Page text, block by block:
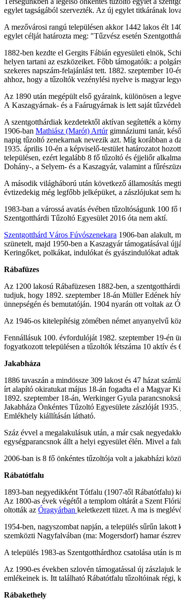
egylet tagságából szervezték. Az új egylet titkárának
A mezővárosi rangú településen akkor 1442 lakos élt
egylet célját határozta meg: "Tűzvész esetén
1882-ben kezdte el Gergits Fábián egyesületi elnök,
helyen tartani az eszközeiket. Főbb támogatóik: a
szekeres napszám-felajánlást tett. 1882. szeptember
ahhoz, hogy a tűzoltók vezénylési nyelve is magyar
Az 1890 után megépült első gyáraink, különösen a
A Kaszagyárnak- és a Faárugyárnak is lett saját
A szentgotthárdiak kezdetektől aktívan segítették a
1906-ban Mathiász (Marót) Artúrgimnáziumi tanár,
napig tűzoltó zenekarnak nevezik azt. Míg korábban a
1935. április 10-én a képviselő-testület határozatot
településen, ezért legalább 8 fő tűzoltó és éjjeliőr
Dohány-, a Selyem- és a Kaszagyár, valamint a
A második világháború után következő államosítás
évtizedekig még legfőbb jelképüket, a zászlójukat sem
1983-ban a várossá avatás évében tűzoltóságunk 100
Szentgotthárdi Tűzoltó Egyesület 2016 óta nem aktí.
Szentgotthárd Város Fúvószenekara 1906-ban alakult,
szünetelt, majd 1950-ben a Kaszagyár támogatásával
Keringőket, polkákat, indulókat és gyászindulókat adtak
Rábafüzes
Az 1200 lakosú Rábafüzesen 1882-ben, a
tudjuk, hogy 1892. szeptember 18-án Müller Edének
ünnepségén és bemutatóján. 1904 nyarán ott voltak az
Az 1946-os kitelepítésig zömében német anyanyelvű
Fennállásuk 100. évfordulóját 1982. szeptember 19-én
fogyatkozott településen a tűzoltók létszáma 10 aktív
Jakabháza
1886 tavaszán a mindössze 309 lakost és 47 házat
írt alapító okiratukat május 18-án fogadta el a Magyar
1892. szeptember 18-án, Werkinger Gyula
Jakabháza Önkéntes Tűzoltó Egyesülete zászlóját
Emlékhely kiállításán látható.
Száz évvel a megalakulásuk után, a már csak
egységparancsnok állt a helyi egyesület élén. Mivel a
2006-ban is 8 fő önkéntes tűzoltója volt a jakabházi
Rábatótfalu
1893-ban negyedikként Tótfalu (1907-től Rábatótfalu)
Az 1800-as évek végétől a templom oltárát a Szent
oltották az Óragyárban keletkezett tüzet. A ma is
1954-ben, nagyszombat napján, a település sűrűn
szemközti Nagyfalvában (ma: Mogersdorf) hamar
A település 1983-as Szentgotthárdhoz csatolása után is
Az 1990-es években szlovén támogatással új zászlajuk
emlékeinek is. Itt található Rábatótfalu tűzoltóinak régi,
Rábakethely